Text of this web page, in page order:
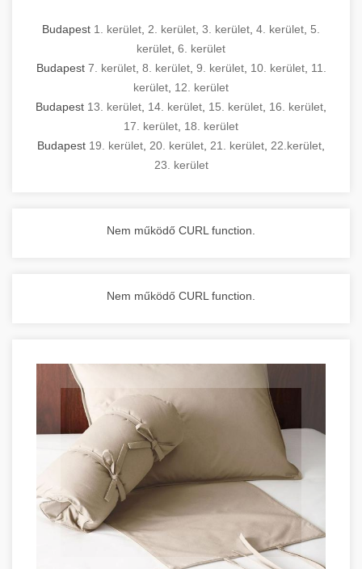
Budapest 1. kerület 2. kerület 3. kerület 4. kerület 5.
kerület 6. kerület
Budapest 7. kerület, 8. kerület, 9. kerület, 10. kerület, 11.
kerület 12. kerület
Budapest 13. kerület 14. kerület 15. kerület 16. kerület
17. kerület 18. kerület
Budapest 19. kerület 20. kerület 21. kerület 22.kerület
23. kerület
Nem működő CURL function.
Nem működő CURL function.